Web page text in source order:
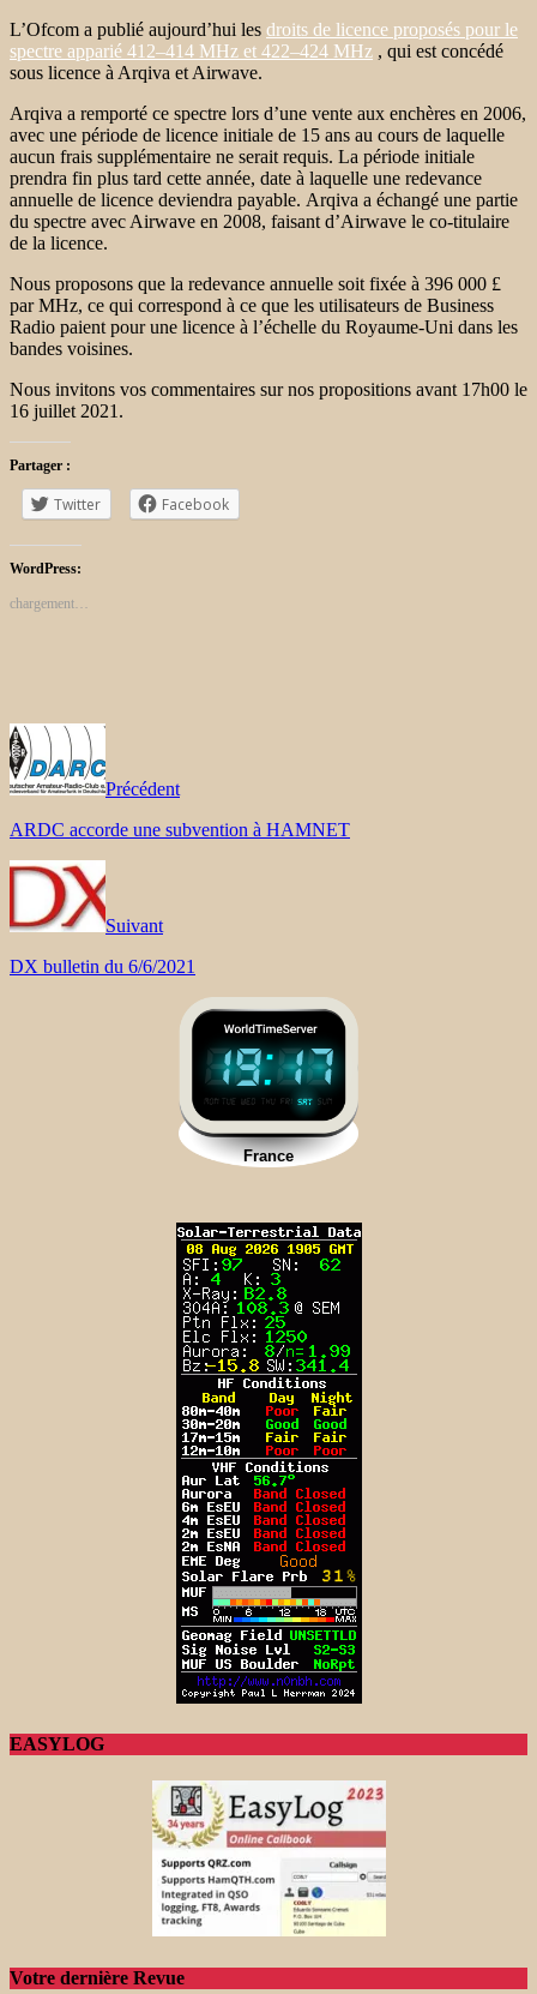
L’Ofcom a publié aujourd’hui les droits de licence proposés pour le
spectre apparié 412–414 MHz et 422–424 MHz , qui est concédé
sous licence à Arqiva et Airwave.
Arqiva a remporté ce spectre lors d’une vente aux enchères en 2006,
avec une période de licence initiale de 15 ans au cours de laquelle
aucun frais supplémentaire ne serait requis. La période initiale
prendra fin plus tard cette année, date à laquelle une redevance
annuelle de licence deviendra payable. Arqiva a échangé une partie
du spectre avec Airwave en 2008, faisant d’Airwave le co-titulaire
de la licence.
Nous proposons que la redevance annuelle soit fixée à 396 000 £
par MHz, ce qui correspond à ce que les utilisateurs de Business
Radio paient pour une licence à l’échelle du Royaume-Uni dans les
bandes voisines.
Nous invitons vos commentaires sur nos propositions avant 17h00 le
16 juillet 2021.
Partager :
Twitter Facebook
WordPress:
chargement…
Précédent
ARDC accorde une subvention à HAMNET
Suivant
DX bulletin du 6/6/2021
EASYLOG
Votre dernière Revue